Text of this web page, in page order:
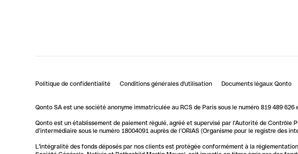
Politique de confidentialité Conditions générales d'utilisation Documents légaux Qonto
Qonto SA est une société anonyme immatriculée au RCS de Paris sous le numéro 819 489
Qonto est un établissement de paiement régulé, agréé et supervisé par l'Autorité de Contrôle
d’intermédiaire sous le numéro 18004091 auprès de l’ORIAS (Organisme pour le registre des
L'intégralité des fonds déposés par nos clients est protégée conformément à la